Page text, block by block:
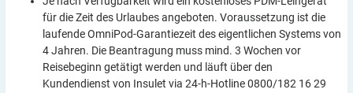
für die Zeit des Urlaubes angeboten. Voraussetzung ist die
laufende OmniPod-Garantiezeit des eigentlichen Systems von
4 Jahren. Die Beantragung muss mind. 3 Wochen vor
Reisebeginn getätigt werden und läuft über den
Kundendienst von Insulet via 24-h-Hotline 0800/182 16 29